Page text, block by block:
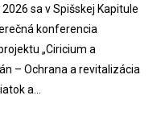
sa v Spišskej Kapitule
konferencia
„Ciricium a
– Ochrana a revitalizácia
a...